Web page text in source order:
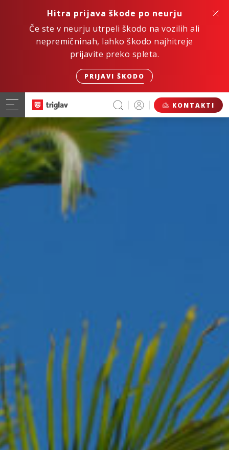
Hitra prijava škode po neurju
Če ste v neurju utrpeli škodo na vozilih ali
nepremičninah, lahko škodo najhitreje
prijavite preko spleta.
PRIJAVI ŠKODO
KONTAKTI